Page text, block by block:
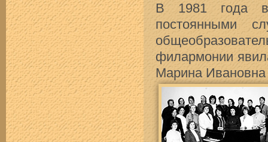
В 1981 года в
постоянными
филармонии
Марина